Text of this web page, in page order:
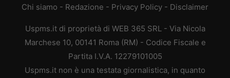
Chi siamo - Redazione - Privacy Policy - Disclaimer
Uspms.it di proprietà di WEB 365 SRL - Via Nicola
Marchese 10, 00141 Roma (RM) - Codice Fiscale e
Partita I.V.A. 12279101005
Uspms.it non è una testata giornalistica, in quanto